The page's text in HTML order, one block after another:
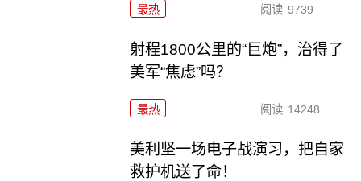
最热 阅读 9739
射程1800公里的“巨炮”，治得了
美军“焦虑”吗？
最热 阅读 14248
美利坚一场电子战演习，把自家
救护机送了命！